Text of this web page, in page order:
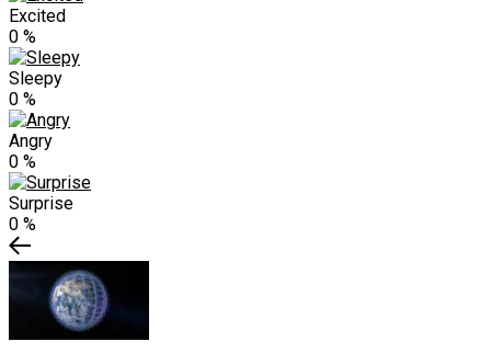
Excited
0 %
Sleepy
0 %
Angry
0 %
Surprise
0 %